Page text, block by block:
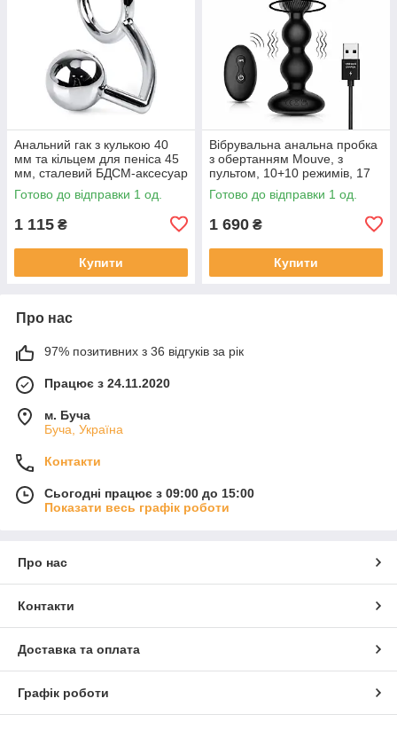
Анальний гак з кулькою 40
мм та кільцем для пеніса 45
мм, сталевий БДСМ-аксесуар
Готово до відправки 1 од.
1 115 ₴
Купити
Вібрувальна анальна пробка
з обертанням Mouve, з
пультом, 10+10 режимів, 17
см
Готово до відправки 1 од.
1 690 ₴
Купити
Про нас
97% позитивних з 36 відгуків за рік
Працює з 24.11.2020
м. Буча
Буча, Україна
Контакти
Сьогодні працює з 09:00 до 15:00
Показати весь графік роботи
Про нас
Контакти
Доставка та оплата
Графік роботи